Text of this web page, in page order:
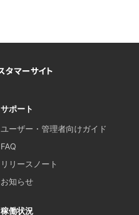
サポート
ユーザー・管理者向けガイド
FAQ
リリースノート
お知らせ
稼働状況